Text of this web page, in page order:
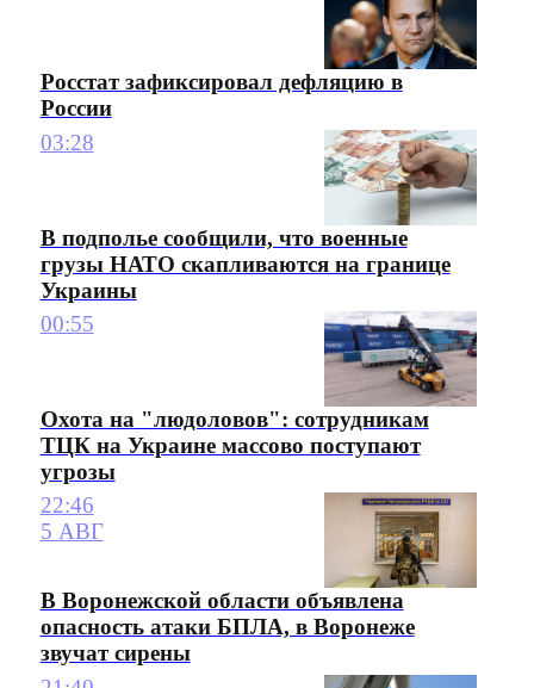
Росстат зафиксировал дефляцию в
России
03:28
В подполье сообщили, что военные
грузы НАТО скапливаются на границе
Украины
00:55
Охота на "людоловов": сотрудникам
ТЦК на Украине массово поступают
угрозы
22:46
5 АВГ
В Воронежской области объявлена
опасность атаки БПЛА, в Воронеже
звучат сирены